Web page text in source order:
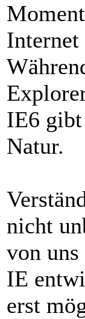
IE6 gibt
Natur.
nicht
von
IE
erst